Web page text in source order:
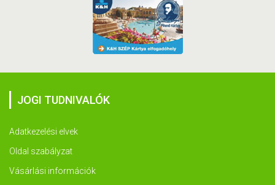
JOGI TUDNIVALÓK
Adatkezelési elvek
Oldal szabályzat
Vásárlási információk